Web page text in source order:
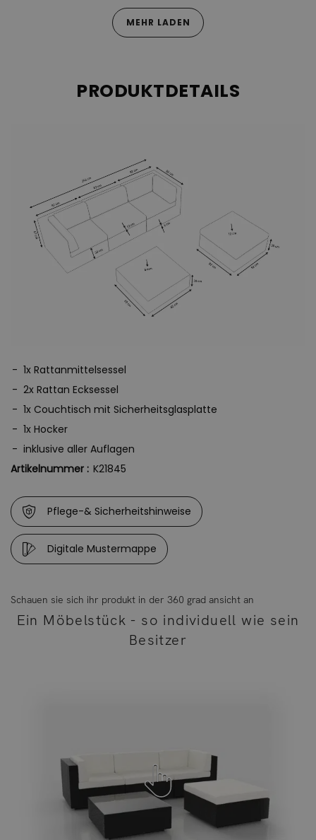
Genauso wohl und geborgen wie die späteren Gründer Roms
sollen auch Sie sich nach getaner Arbeit mit Ihren Rattanmöbeln
genießen. Alleine, in trauter Zweisamkeit oder mit der Familie:
Mittelsessel, 2 Rattan Ecksessel, 1 Rattan Fußteil und 1 Tisch zur
Verfügung. Und während Sie eingangs einen Tagtraum erlebten,
sind die hervorragenden Eigenschaften von Larentia S allesamt
Realität. Die waschbaren, kuschelweichen und 12 cm starken
Polster schmeicheln der Haut. Das robuste, wetterfeste und UV-
resistente Polyrattan sorgt in Verbindung mit dem
wetterresistenten, pulverbeschichteten Aluminium für viele Jahr
ungetrübte Lounge-Freude. Sie zögern noch? Verwirklichen Sie
Ihren Terrassentraum.
MEHR LADEN
PRODUKTDETAILS
1x Rattanmittelsessel
2x Rattan Ecksessel
1x Couchtisch mit Sicherheitsglasplatte
1x Hocker
inklusive aller Auflagen
Artikelnummer : K21845
Pflege-& Sicherheitshinweise
Digitale Mustermappe
Schauen sie sich ihr produkt in der 360 grad ansicht an
Ein Möbelstück - so individuell wie sein
Besitzer